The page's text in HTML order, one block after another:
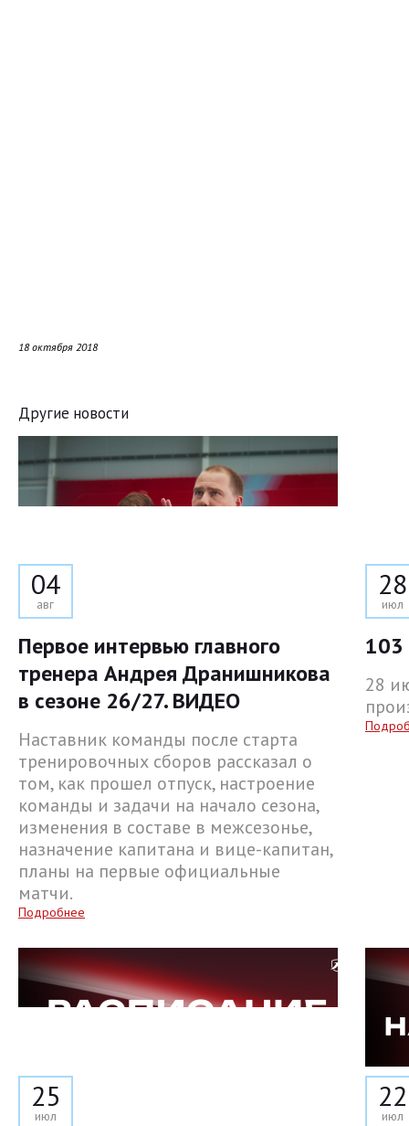
18 октября 2018
Другие новости
04
авг
Первое интервью главного
тренера Андрея Дранишникова
в сезоне 26/27. ВИДЕО
Наставник команды после старта
тренировочных сборов рассказал о
том, как прошел отпуск, настроение
команды и задачи на начало сезона,
изменения в составе в межсезонье,
назначение капитана и вице-капитан,
планы на первые официальные
матчи.
Подробнее
28
июл
103
28
25
июл
22
июл